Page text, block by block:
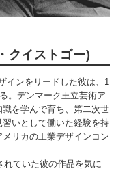
イストゴー)
インをリードした彼は、1
。デンマーク王立芸術ア
を学んで育ち、第二次世
いとして働いた経験を持
リカの工業デザインコン
ていた彼の作品を気に